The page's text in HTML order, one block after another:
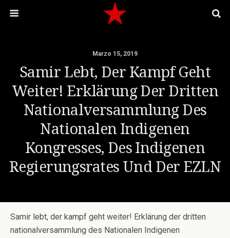
Marzo 15, 2019
Samir Lebt, Der Kampf Geht
Weiter! Erklärung Der Dritten
Nationalversammlung Des
Nationalen Indigenen
Kongresses, Des Indigenen
Regierungsrates Und Der EZLN
Samir lebt, der kampf geht weiter! Erklärung der dritten
nationalversammlung des Nationalen Indigenen